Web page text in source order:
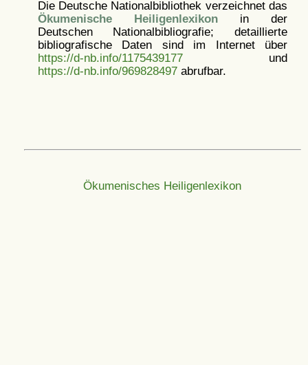
Die Deutsche Nationalbibliothek verzeichnet das
Ökumenische Heiligenlexikonin der
Deutschen Nationalbibliografie; detaillierte
bibliografische Daten sind im Internet über
https://d-nb.info/1175439177und
https://d-nb.info/969828497abrufbar.
Ökumenisches Heiligenlexikon